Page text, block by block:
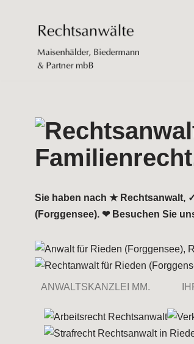
springen
Sie haben nach ★ Rechtsanwalt,
(Forggensee). ❤ Besuchen Sie
ANWALTSKANZLEI MM.